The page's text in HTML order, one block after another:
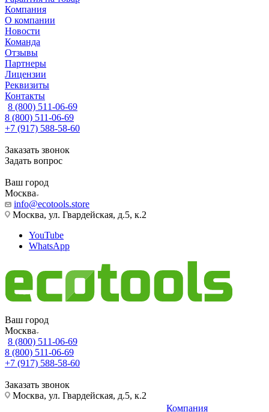
Компания
О компании
Новости
Команда
Отзывы
Партнеры
Лицензии
Реквизиты
Контакты
8 (800) 511-06-69
8 (800) 511-06-69
+7 (917) 588-58-60
Заказать звонок
Задать вопрос
Ваш город
Москва
info@ecotools.store
Москва, ул. Гвардейская, д.5, к.2
YouTube
WhatsApp
Ваш город
Москва
8 (800) 511-06-69
8 (800) 511-06-69
+7 (917) 588-58-60
Заказать звонок
Москва, ул. Гвардейская, д.5, к.2
Компания